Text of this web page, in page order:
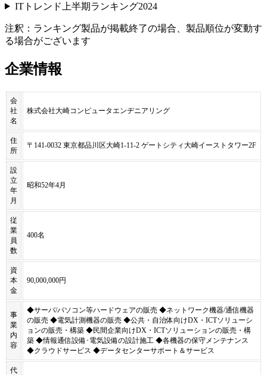
ITトレンド上半期ランキング2024
注釈：ランキング製品が掲載終了の場合、製品順位が変動す
る場合がございます
企業情報
会
社
名
株式会社大崎コンピュータエンヂニアリング
住
所
〒141-0032 東京都品川区大崎1-11-2 ゲートシティ大崎イーストタワー2F
設
立
年
月
昭和52年4月
従
業
員
数
400名
資
本
金
90,000,000円
事
業
内
容
◆サーバ/パソコン等ハードウェアの販売 ◆ネットワーク機器/通信機器
の販売 ◆電気計測機器の販売 ◆公共・自治体向けDX・ICTソリューシ
ョンの販売・構築 ◆民間企業向けDX・ICTソリューションの販売・構
築 ◆情報通信設備･電気設備の設計施工 ◆各機器の保守メンテナンス
◆クラウドサービス ◆データセンターサポート＆サービス
代